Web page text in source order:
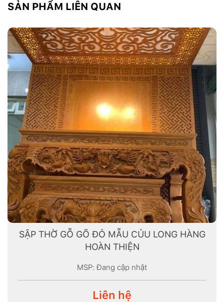
SẢN PHẨM LIÊN QUAN
SẬP THỜ GỖ GÕ ĐỎ MẪU CỦU LONG HÀNG
HOÀN THIỆN
MSP: Đang cập nhật
Liên hệ